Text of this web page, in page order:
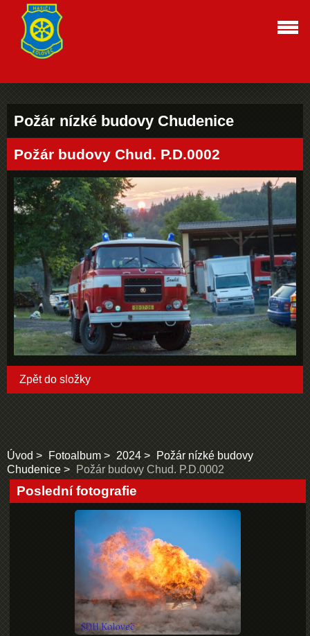
Požár nízké budovy Chudenice
Požár budovy Chud. P.D.0002
Zpět do složky
Úvod Fotoalbum 2024
Požár nízké budovy
Chudenice
Požár budovy Chud. P.D.0002
Poslední fotografie